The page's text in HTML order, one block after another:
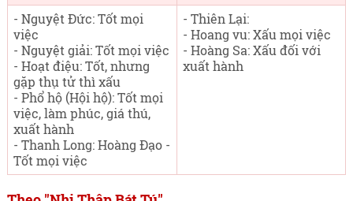
- Nguyệt Đức: Tốt mọi
việc
- Nguyệt giải: Tốt mọi việc
- Hoạt điệu: Tốt, nhưng
gặp thụ tử thì xấu
- Phổ hộ (Hội hộ): Tốt mọi
việc, làm phúc, giá thú,
xuất hành
- Thanh Long: Hoàng Đạo -
Tốt mọi việc
- Thiên Lại:
- Hoang vu: Xấu mọi việc
- Hoàng Sa: Xấu đối với
xuất hành